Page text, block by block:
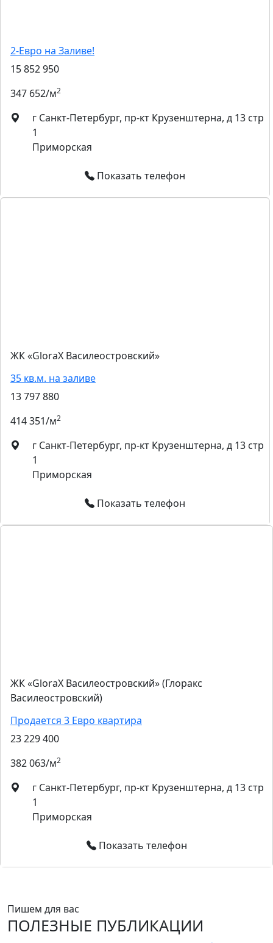
2-Евро на Заливе!
15 852 950
347 652/м2
г Санкт-Петербург, пр-кт Крузенштерна, д 13 стр
1
Приморская
Показать телефон
ЖК «GloraX Василеостровский»
35 кв.м. на заливе
13 797 880
414 351/м2
г Санкт-Петербург, пр-кт Крузенштерна, д 13 стр
1
Приморская
Показать телефон
ЖК «GloraX Василеостровский» (Глоракс
Василеостровский)
Продается 3 Евро квартира
23 229 400
382 063/м2
г Санкт-Петербург, пр-кт Крузенштерна, д 13 стр
1
Приморская
Показать телефон
Пишем для вас
ПОЛЕЗНЫЕ ПУБЛИКАЦИИ